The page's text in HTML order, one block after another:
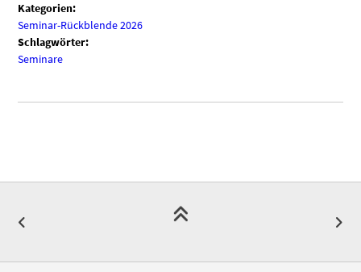
Kategorien:
Seminar-Rückblende 2026
Schlagwörter:
Seminare